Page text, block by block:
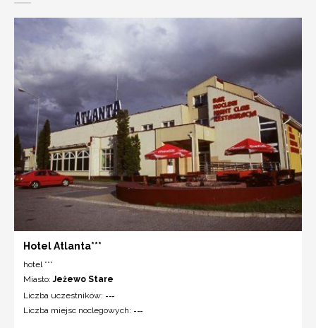
Hotel Atlanta***
hotel ***
Miasto:Jeżewo Stare
Liczba uczestników: ---
Liczba miejsc noclegowych: ---